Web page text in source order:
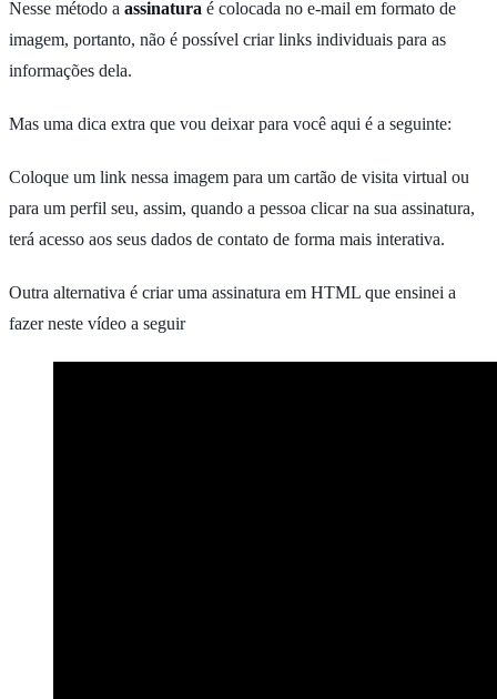
Nesse método a assinatura é colocada no e-mail em formato de
imagem, portanto, não é possível criar links individuais para as
informações dela.
Mas uma dica extra que vou deixar para você aqui é a seguinte:
Coloque um link nessa imagem para um cartão de visita virtual ou
para um perfil seu, assim, quando a pessoa clicar na sua assinatura,
terá acesso aos seus dados de contato de forma mais interativa.
Outra alternativa é criar uma assinatura em HTML que ensinei a
fazer neste vídeo a seguir